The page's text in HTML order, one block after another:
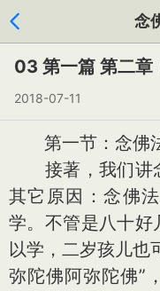
念
03 第一篇 第二章
2018-07-11
第一节：念佛
接著，我们讲
其它原因：念佛
学。不管是八十好
以学，二岁孩儿也
弥陀佛阿弥陀佛”